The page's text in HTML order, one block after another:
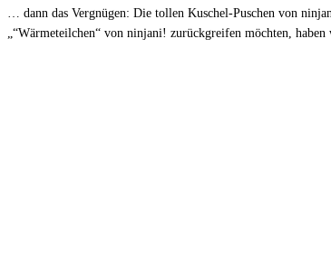
… dann das Vergnügen: Die tollen Kuschel-Puschen von
„“Wärmeteilchen“ von ninjani! zurückgreifen möchten,